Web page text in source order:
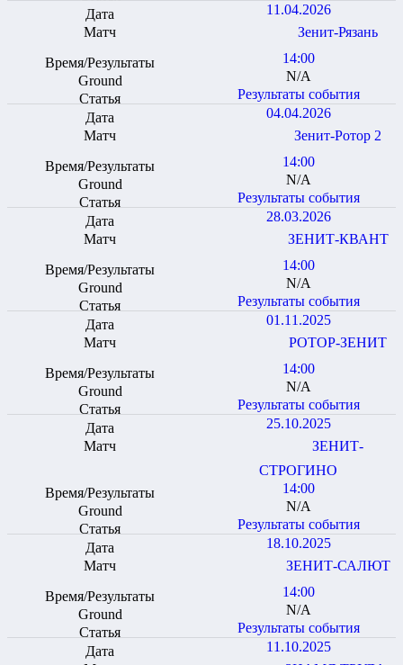
11.04.2026
Зенит-Рязань
14:00
N/A
Результаты события
04.04.2026
Зенит-Ротор 2
14:00
N/A
Результаты события
28.03.2026
ЗЕНИТ-КВАНТ
14:00
N/A
Результаты события
01.11.2025
РОТОР-ЗЕНИТ
14:00
N/A
Результаты события
25.10.2025
ЗЕНИТ-
СТРОГИНО
14:00
N/A
Результаты события
18.10.2025
ЗЕНИТ-САЛЮТ
14:00
N/A
Результаты события
11.10.2025